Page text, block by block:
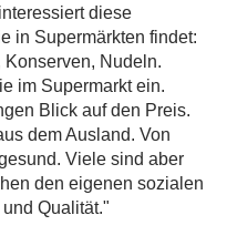
diese
in Supermärkten findet:
Nudeln.
im Supermarkt ein.
Blick auf den Preis.
dem Ausland. Von
Viele sind aber
den eigenen sozialen
Qualität."